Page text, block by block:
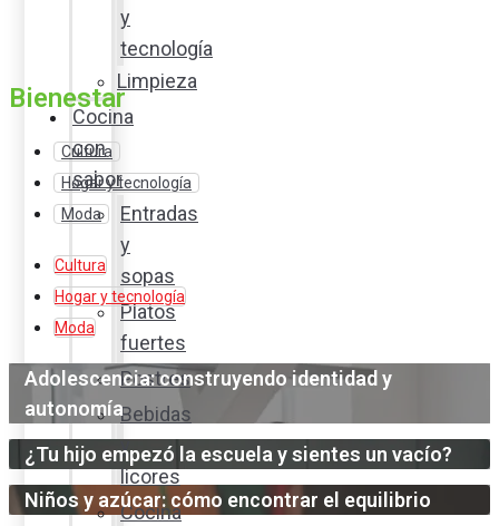
y
tecnología
Limpieza
Cocina
con
sabor
Entradas
y
sopas
Platos
fuertes
Postres
Bebidas
y
licores
Cocina
Bienestar
Cultura
Hogar y tecnología
Moda
Cultura
Hogar y tecnología
Moda
Adolescencia: construyendo identidad y
autonomía
¿Tu hijo empezó la escuela y sientes un vacío?
Niños y azúcar: cómo encontrar el equilibrio